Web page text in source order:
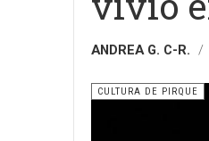
ANDREA G. C-R.
CULTURA DE PIRQUE